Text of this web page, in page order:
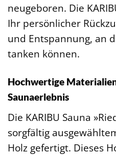
neugeboren. Die
Ihr persönlicher
und Entspannung, an
tanken können.
Hochwertige
Saunaerlebnis
Die KARIBU Sauna
sorgfältig
Holz gefertigt. Dieses